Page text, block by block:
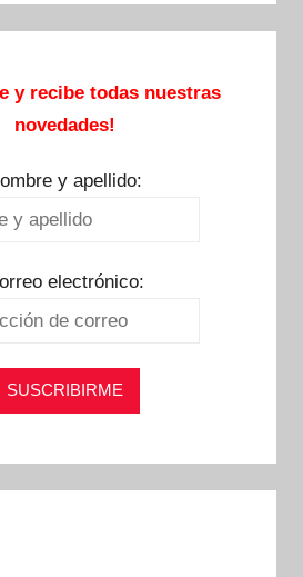
y recibe todas nuestras
novedades!
y apellido:
electrónico: